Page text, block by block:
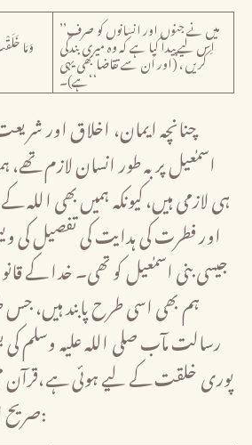
وَمَا
’’میں نے جنوں اور انسانوں کو صرف
اِس لیے پیدا کیا ہے کہ وہ میری بندگی
کریں، (اور اُن سے تقاضا بھی یہی
ہے)۔‘‘
اسمٰعیل پر بہ طور انسان لازم
ہی لازمی ہیں، کیونکہ ہمیں بھی
اور فطرت کی ہدایت کی تفصیل
جیسی بنی اسمٰعیل کو تھی۔ خدا کے
ہم بھی اسی طرح پابند ہیں،
رسالت مآب صلی اللہ علیہ وسلم
پوری خلقت کے لیے ہوئی
صریح الفاظ میں بیان کیا ہے: